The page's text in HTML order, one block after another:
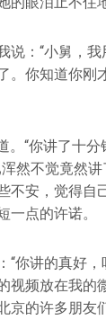
说：“小舅，
。你知道你刚
。“你讲了十分
然不觉竟然讲
不安，觉得自
一点的许诺。
“你讲的真好
视频放在我的
京的许多朋友